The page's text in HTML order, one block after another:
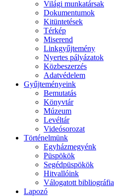
Világi munkatársak
Dokumentumok
Kitüntetések
Térkép
Miserend
Linkgyűjtemény
Nyertes pályázatok
Közbeszerzés
Adatvédelem
Gyűjteményeink
Bemutatás
Könyvtár
Múzeum
Levéltár
Videósorozat
Történelmünk
Egyházmegyénk
Püspökök
Segédpüspökök
Hitvallóink
Válogatott bibliográfia
Lapozó